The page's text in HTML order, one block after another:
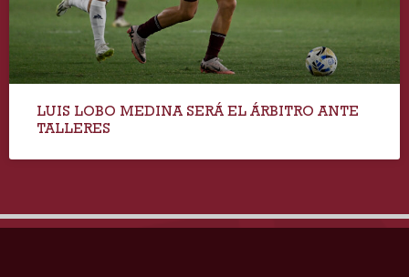
LUIS LOBO MEDINA SERÁ EL ÁRBITRO ANTE
TALLERES